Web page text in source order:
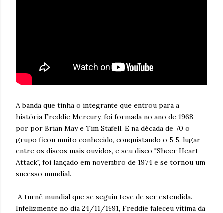
A banda que tinha o integrante que entrou para a
história Freddie Mercury, foi formada no ano de 1968
por por Brian May e Tim Stafell. E na década de 70 o
grupo ficou muito conhecido, conquistando o 5 5. lugar
entre os discos mais ouvidos, e seu disco "Sheer Heart
Attack", foi lançado em novembro de 1974 e se tornou um
sucesso mundial.
A turnê mundial que se seguiu teve de ser estendida.
Infelizmente no dia 24/11/1991, Freddie faleceu vítima da